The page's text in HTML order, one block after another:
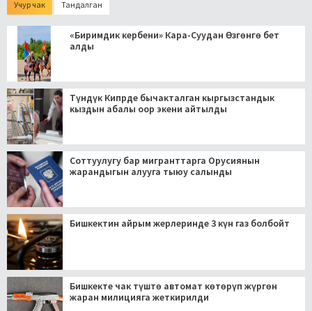
Учур чак Тандалган
«Биримдик кербени» Кара-Суудан Өзгөнгө бет
алды
Түндүк Кипрде бычакталган кыргызстандык
кыздын абалы оор экени айтылды
Соттуулугу бар мигранттарга Орусиянын
жарандыгын алууга тыюу салынды
Бишкектин айрым жерлеринде 3 күн газ болбойт
Бишкекте чак түштө автомат көтөрүп жүргөн
жаран милицияга жеткирилди